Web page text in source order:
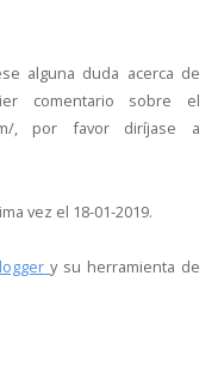
alguna duda acerca de
comentario sobre el
, por favor diríjase a
vez el 18-01-2019.
y su herramienta de